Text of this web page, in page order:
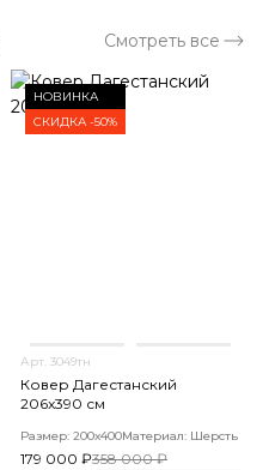
Смотреть все
НОВИНКА
СКИДКА -50%
Арт. 3049тн
Ковер Дагестанский
206x390 см
Размер: 200х400Материал: Шерсть
179 000 ₽358 000 ₽